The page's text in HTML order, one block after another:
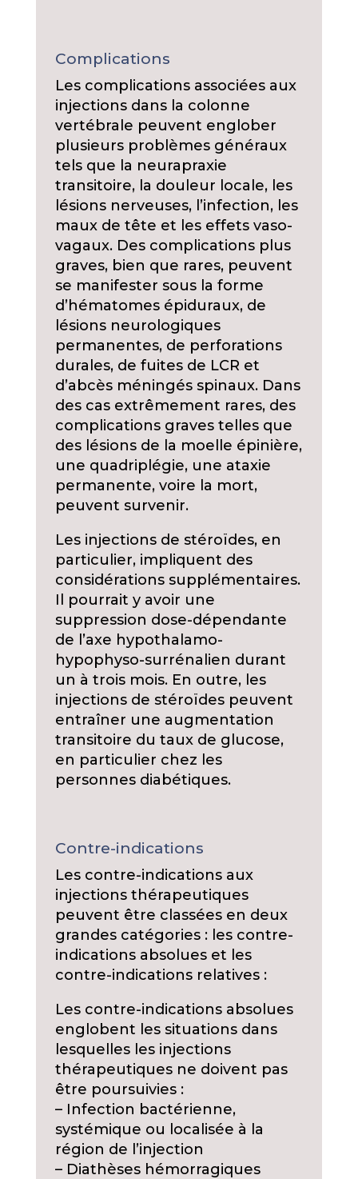
Complications
Les complications associées aux
injections dans la colonne
vertébrale peuvent englober
plusieurs problèmes généraux
tels que la neurapraxie
transitoire, la douleur locale, les
lésions nerveuses, l’infection, les
maux de tête et les effets vaso-
vagaux. Des complications plus
graves, bien que rares, peuvent
se manifester sous la forme
d’hématomes épiduraux, de
lésions neurologiques
permanentes, de perforations
durales, de fuites de LCR et
d’abcès méningés spinaux. Dans
des cas extrêmement rares, des
complications graves telles que
des lésions de la moelle épinière,
une quadriplégie, une ataxie
permanente, voire la mort,
peuvent survenir.
Les injections de stéroïdes, en
particulier, impliquent des
considérations supplémentaires.
Il pourrait y avoir une
suppression dose-dépendante
de l’axe hypothalamo-
hypophyso-surrénalien durant
un à trois mois. En outre, les
injections de stéroïdes peuvent
entraîner une augmentation
transitoire du taux de glucose,
en particulier chez les
personnes diabétiques.
Contre-indications
Les contre-indications aux
injections thérapeutiques
peuvent être classées en deux
grandes catégories : les contre-
indications absolues et les
contre-indications relatives :
Les contre-indications absolues
englobent les situations dans
lesquelles les injections
thérapeutiques ne doivent pas
être poursuivies :
– Infection bactérienne,
systémique ou localisée à la
région de l’injection
– Diathèses hémorragiques